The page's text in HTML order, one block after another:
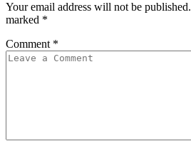
Your email address will not be published.
marked *
Comment *